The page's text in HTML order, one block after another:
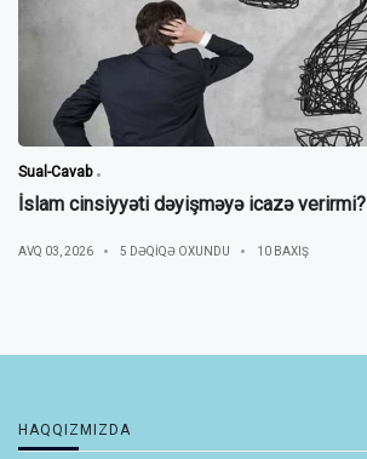
Sual-Cavab
İslam cinsiyyəti dəyişməyə icazə verirmi?
AVQ 03, 2026 5 DƏQIQƏ OXUNDU 10 BAXIŞ
HAQQIZMIZDA